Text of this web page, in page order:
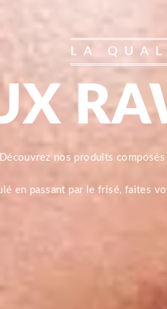
LA
Découvrez nos produits
en passant par le frisé, faites